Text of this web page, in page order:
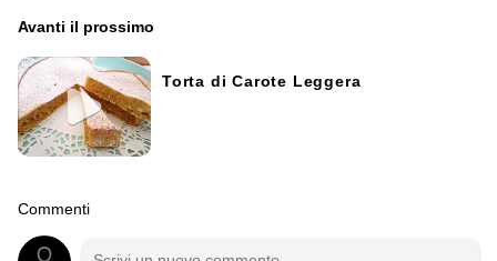
Avanti il ​​prossimo
Torta di Carote Leggera
Commenti